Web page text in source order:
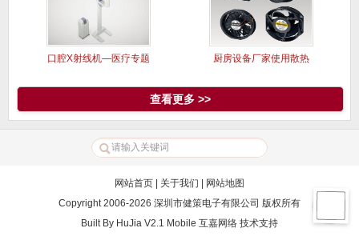
口腔X射线机—医疗专题 厨房设备厂家使用散热
查看更多 >>
网站首页 | 关于我们 | 网站地图
Copyright 2006-2026 深圳市健策电子有限公司 版权所有
Built By HuJia V2.1 Mobile 互嘉网络 技术支持